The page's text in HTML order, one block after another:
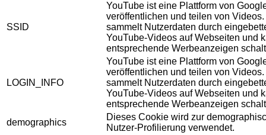
SSID
YouTube ist eine Plattform von
veröffentlichen und teilen von
sammelt Nutzerdaten durch
YouTube-Videos auf Webseiten und
entsprechende Werbeanzeigen
LOGIN_INFO
YouTube ist eine Plattform von
veröffentlichen und teilen von
sammelt Nutzerdaten durch
YouTube-Videos auf Webseiten und
entsprechende Werbeanzeigen
demographics
Dieses Cookie wird zur
Nutzer-Profilierung verwendet.